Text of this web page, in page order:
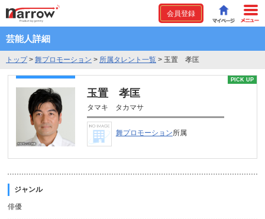
会員登録
芸能人詳細
トップ> 舞プロモーション > 所属タレント一覧 > 玉置 孝匡
PICK UP
玉置 孝匡
タマキ タカマサ
舞プロモーション所属
ジャンル
俳優